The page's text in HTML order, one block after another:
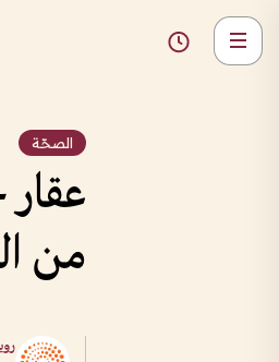
الصحّة
من